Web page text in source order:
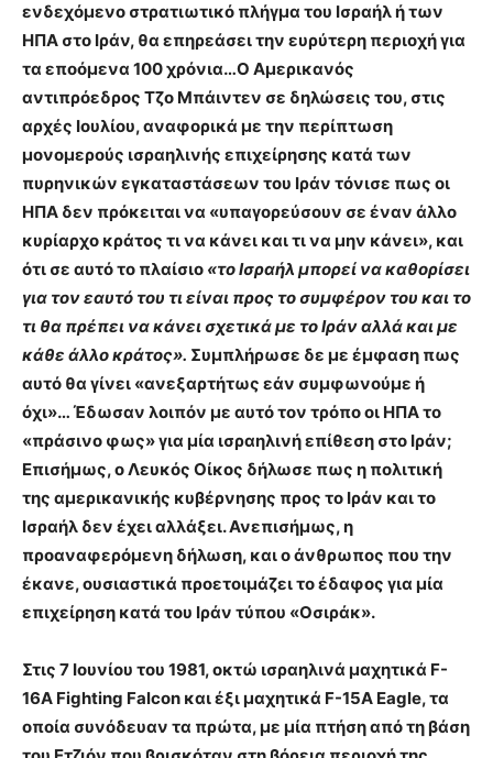
ενδεχόμενο στρατιωτικό πλήγμα του Ισραήλ ή των
ΗΠΑ στο Ιράν, θα επηρεάσει την ευρύτερη περιοχή για
τα εποόμενα 100 χρόνια…Ο Αμερικανός
αντιπρόεδρος Τζο Μπάιντεν σε δηλώσεις του, στις
αρχές Ιουλίου, αναφορικά με την περίπτωση
μονομερούς ισραηλινής επιχείρησης κατά των
πυρηνικών εγκαταστάσεων του Ιράν τόνισε πως οι
ΗΠΑ δεν πρόκειται να «υπαγορεύσουν σε έναν άλλο
κυρίαρχο κράτος τι να κάνει και τι να μην κάνει», και
ότι σε αυτό το πλαίσιο «το Ισραήλ μπορεί να καθορίσει
για τον εαυτό του τι είναι προς το συμφέρον του και το
τι θα πρέπει να κάνει σχετικά με το Ιράν αλλά και με
κάθε άλλο κράτος». Συμπλήρωσε δε με έμφαση πως
αυτό θα γίνει «ανεξαρτήτως εάν συμφωνούμε ή
όχι»… Έδωσαν λοιπόν με αυτό τον τρόπο οι ΗΠΑ το
«πράσινο φως» για μία ισραηλινή επίθεση στο Ιράν;
Επισήμως, ο Λευκός Οίκος δήλωσε πως η πολιτική
της αμερικανικής κυβέρνησης προς το Ιράν και το
Ισραήλ δεν έχει αλλάξει. Ανεπισήμως, η
προαναφερόμενη δήλωση, και ο άνθρωπος που την
έκανε, ουσιαστικά προετοιμάζει το έδαφος για μία
επιχείρηση κατά του Ιράν τύπου «Οσιράκ».
Στις 7 Ιουνίου του 1981,οκτώ ισραηλινά μαχητικά F-
16A Fighting Falcon και έξι μαχητικά F-15A Eagle, τα
οποία συνόδευαν τα πρώτα, με μία πτήση από τη βάση